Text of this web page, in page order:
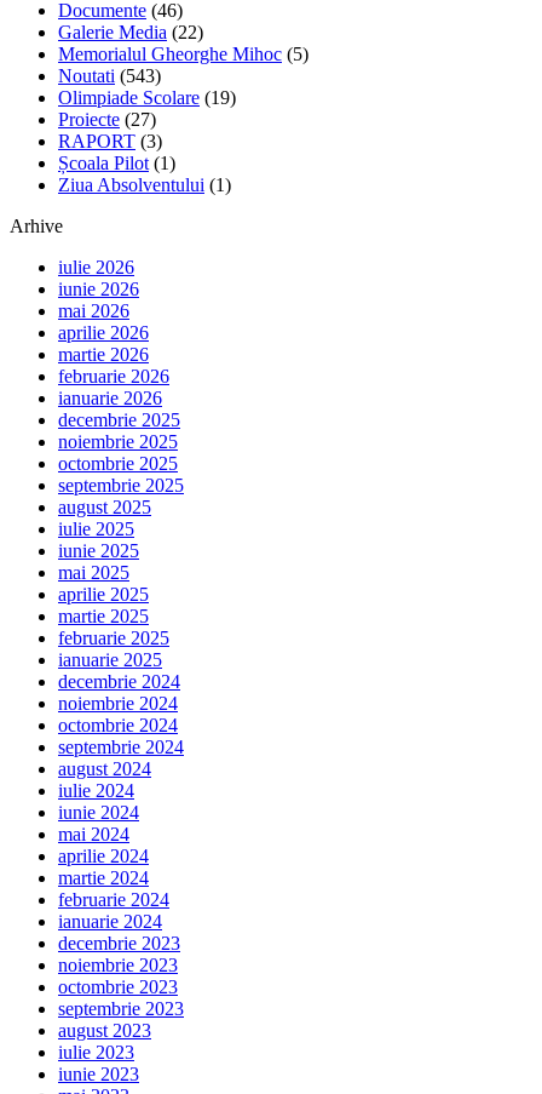
Documente (46)
Galerie Media (22)
Memorialul Gheorghe Mihoc (5)
Noutati (543)
Olimpiade Scolare (19)
Proiecte (27)
RAPORT (3)
Școala Pilot (1)
Ziua Absolventului (1)
Arhive
iulie 2026
iunie 2026
mai 2026
aprilie 2026
martie 2026
februarie 2026
ianuarie 2026
decembrie 2025
noiembrie 2025
octombrie 2025
septembrie 2025
august 2025
iulie 2025
iunie 2025
mai 2025
aprilie 2025
martie 2025
februarie 2025
ianuarie 2025
decembrie 2024
noiembrie 2024
octombrie 2024
septembrie 2024
august 2024
iulie 2024
iunie 2024
mai 2024
aprilie 2024
martie 2024
februarie 2024
ianuarie 2024
decembrie 2023
noiembrie 2023
octombrie 2023
septembrie 2023
august 2023
iulie 2023
iunie 2023